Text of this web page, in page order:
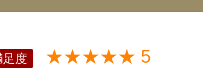
足度 ★★★★★ 5